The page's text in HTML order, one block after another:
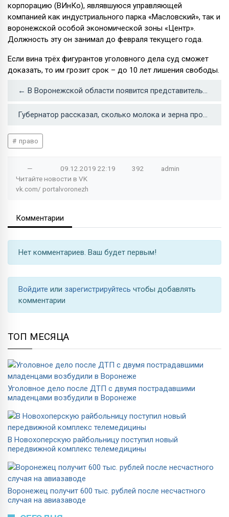
корпорацию (ВИнКо), являвшуюся управляющей
компанией как индустриального парка «Масловский», так и
воронежской особой экономической зоны «Центр».
Должность эту он занимал до февраля текущего года.
Если вина трёх фигурантов уголовного дела суд сможет
доказать, то им грозит срок – до 10 лет лишения свободы.
← В Воронежской области появится представительство мирового производителя удобрений
Губернатор рассказал, сколько молока и зерна произвели в Воронежской области в 2019 году →
право
— 09.12.2019 22:19 392
admin
Читайте новости в VK
vk.com/ portalvoronezh
Комментарии
Нет комментариев. Ваш будет первым!
Войдите или зарегистрируйтесь чтобы добавлять
комментарии
ТОП МЕСЯЦА
Уголовное дело после ДТП с двумя пострадавшими
младенцами возбудили в Воронеже
В Новохоперскую райбольницу поступил новый
передвижной комплекс телемедицины
Воронежец получит 600 тыс. рублей после несчастного
случая на авиазаводе